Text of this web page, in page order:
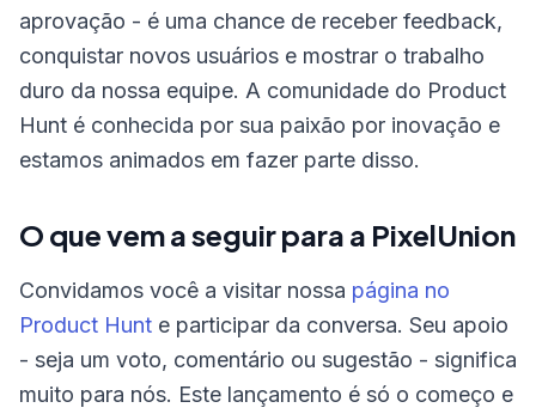
aprovação - é uma chance de receber feedback,
conquistar novos usuários e mostrar o trabalho
duro da nossa equipe. A comunidade do Product
Hunt é conhecida por sua paixão por inovação e
estamos animados em fazer parte disso.
O que vem a seguir para a PixelUnion
Convidamos você a visitar nossa página no
Product Hunt e participar da conversa. Seu apoio
- seja um voto, comentário ou sugestão - significa
muito para nós. Este lançamento é só o começo e